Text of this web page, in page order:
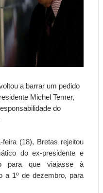
a barrar um pedido
Michel Temer,
do
(18), Bretas rejeitou
do ex-presidente e
para que viajasse à
a 1º de dezembro, para